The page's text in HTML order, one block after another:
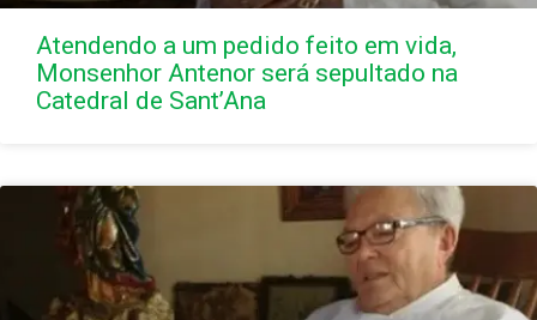
Atendendo a um pedido feito em vida,
Monsenhor Antenor será sepultado na
Catedral de Sant’Ana